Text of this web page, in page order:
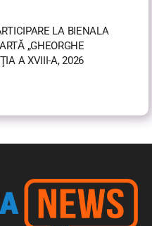
LA BIENALA
„GHEORGHE
A XVIII-A, 2026